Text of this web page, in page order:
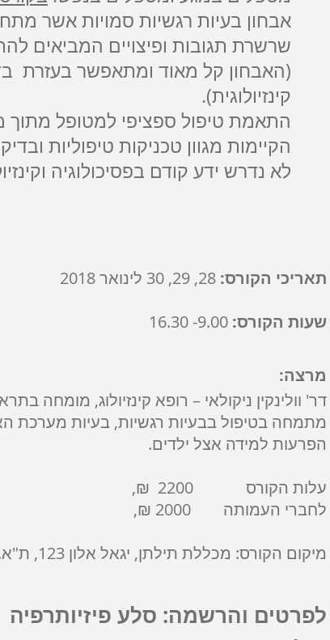
תאריכי הקורס:
שעות הקורס: 9.00- 16.30
מרצה:
דר' וולינקין ניקולאי – רופא קינזיולוג, מומחה
מתמחה בטיפול בבעיות רגשיות, בעיות מערכת
הפרעות למידה אצל ילדים.
עלות הקורס 2200 ₪,
לחברי העמותה 2000 ₪,
מיקום הקורס: מכללת תילתן, יגאל אלון 123, ת"א. ליד עזריאלי!
לפרטים והרשמה: סלע פיזיותרפיה
אבחון בעיות רגשיות סמויות אשר
שרשרת תגובות ופיצויים המביאים
(האבחון קל מאוד ומתאפשר בעזרת
קינזיולוגית).
התאמת טיפול ספציפי למטופל מתוך
הקיימות מגוון טכניקות טיפוליות
לא נדרש ידע קודם בפסיכולוגיה